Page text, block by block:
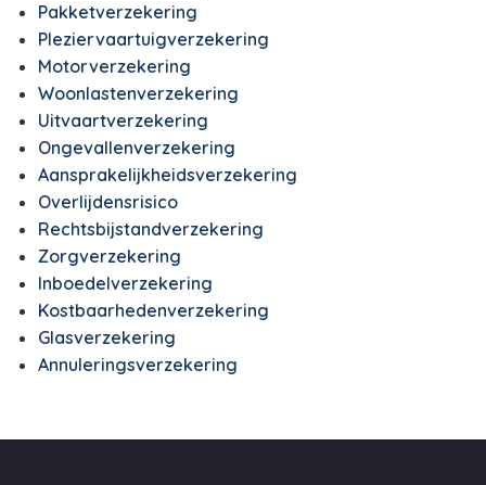
Pakketverzekering
Pleziervaartuigverzekering
Motorverzekering
Woonlastenverzekering
Uitvaartverzekering
Ongevallenverzekering
Aansprakelijkheidsverzekering
Overlijdensrisico
Rechtsbijstandverzekering
Zorgverzekering
Inboedelverzekering
Kostbaarhedenverzekering
Glasverzekering
Annuleringsverzekering